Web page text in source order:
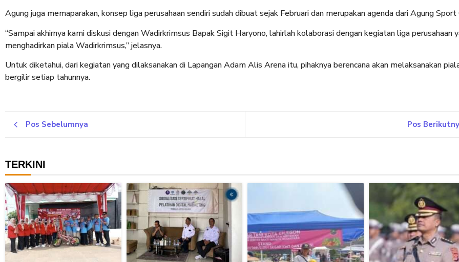
Agung juga memaparakan, konsep liga perusahaan sendiri sudah dibuat sejak Februari dan merupakan agenda dari Agung Sport
“Sampai akhirnya kami diskusi dengan Wadirkrimsus Bapak Sigit Haryono, lahirlah kolaborasi dengan kegiatan liga perusahaan
menghadirkan piala Wadirkrimsus,” jelasnya.
Untuk diketahui, dari kegiatan yang dilaksanakan di Lapangan Adam Alis Arena itu, pihaknya berencana akan melaksanakan
bergilir setiap tahunnya.
Pos Sebelumnya Pos
TERKINI